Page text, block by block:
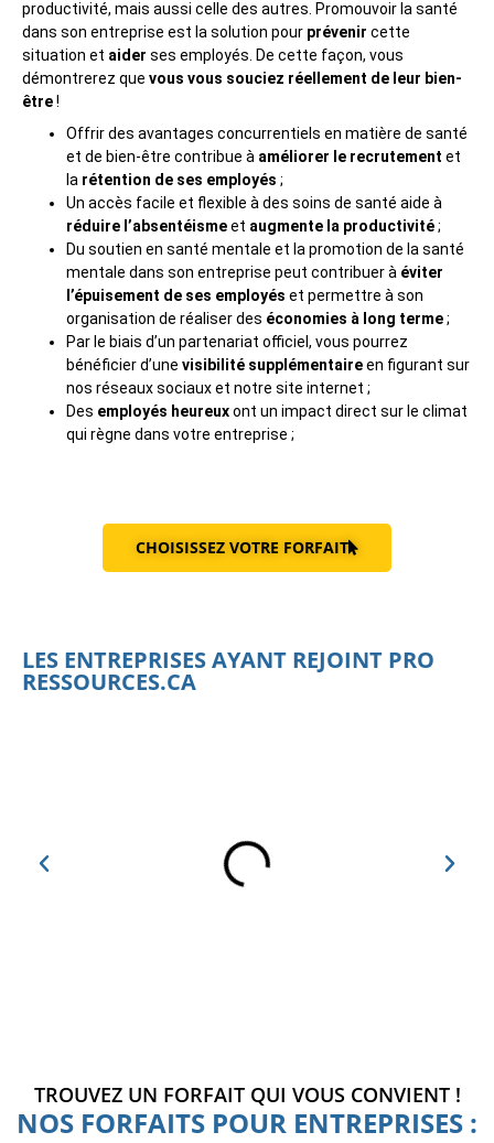
productivité, mais aussi celle des autres. Promouvoir la santé
dans son entreprise est la solution pour prévenir cette
situation et aider ses employés. De cette façon, vous
démontrerez que vous vous souciez réellement de leur bien-
être!
Offrir des avantages concurrentiels en matière de santé
et de bien-être contribue à améliorer le recrutement et
la rétention de ses employés ;
Un accès facile et flexible à des soins de santé aide à
réduire l’absentéismeet augmente la productivité;
Du soutien en santé mentale et la promotion de la santé
mentale dans son entreprise peut contribuer à éviter
l’épuisement de ses employés et permettre à son
organisation de réaliser des économies à long terme;
Par le biais d’un partenariat officiel, vous pourrez
bénéficier d’une visibilité supplémentaireen figurant sur
nos réseaux sociaux et notre site internet ;
Des employés heureuxont un impact direct sur le climat
qui règne dans votre entreprise ;
CHOISISSEZ VOTRE FORFAIT
LES ENTREPRISES AYANT REJOINT PRO
RESSOURCES.CA
TROUVEZ UN FORFAIT QUI VOUS CONVIENT !
NOS FORFAITS POUR ENTREPRISES :